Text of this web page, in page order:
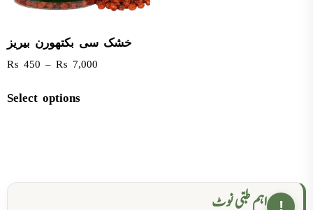
خشک سی بکتھورن بیریز
₨ 450 – ₨ 7,000
Select options
! اہم طبی نوٹ